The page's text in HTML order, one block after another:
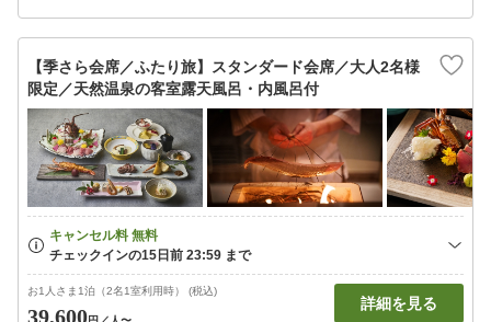
【季さら会席／ふたり旅】スタンダード会席／大人2名様
限定／天然温泉の客室露天風呂・内風呂付
お1人さま1泊（2名1室利用時） (税込)
39,600
詳細を見る